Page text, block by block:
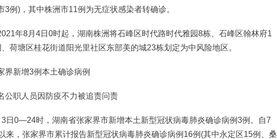
3例)，其中株洲市11例为无症状感染者转确诊。
年8月4日0时起，湖南株洲将石峰区时代路时代雅园8栋、石峰区翰林府1
荷塘区桂花街道阳光里社区东部美的城23栋划定为中风险地区。
新增3例本土确诊病例
职人员因防疫不力被追责问责
0—24时，湖南省张家界市新增本土新型冠状病毒肺炎确诊病例3例。自7
来，张家界市累计报告新型冠状病毒肺炎确诊病例16例(其中永定区15例、桑